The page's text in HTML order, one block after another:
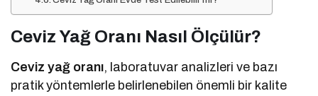
Ceviz Yağ Oranı Nasıl Ölçülür?
Ceviz yağ oranı, laboratuvar analizleri ve bazı
pratik yöntemlerle belirlenebilen önemli bir kalite